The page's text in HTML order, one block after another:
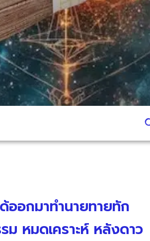
อกมาทำนายทายทัก
หมดเคราะห์ หลังดาว